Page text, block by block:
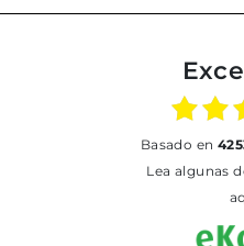
basado en
Lea algunas de las opiniones